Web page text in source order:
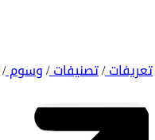
تعريفات/ تصنيفات/ وسوم/